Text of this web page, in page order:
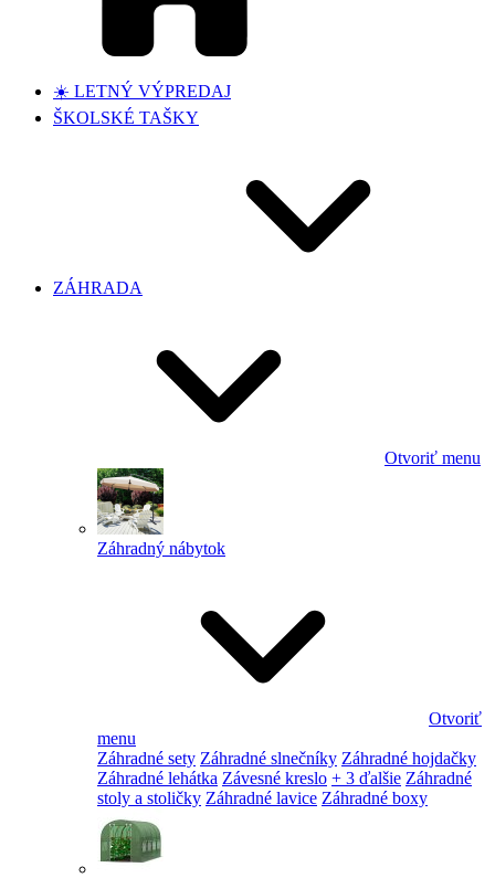
☀️ LETNÝ VÝPREDAJ
ŠKOLSKÉ TAŠKY
ZÁHRADA
Otvoriť menu
Záhradný nábytok
Otvoriť
menu
Záhradné sety Záhradné slnečníky Záhradné hojdačky
Záhradné lehátka Závesné kreslo + 3 ďalšie Záhradné
stoly a stoličky Záhradné lavice Záhradné boxy